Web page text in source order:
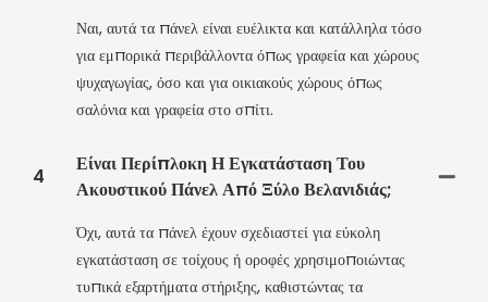
Ναι, αυτά τα πάνελ είναι ευέλικτα και κατάλληλα τόσο
για εμπορικά περιβάλλοντα όπως γραφεία και χώρους
ψυχαγωγίας, όσο και για οικιακούς χώρους όπως
σαλόνια και γραφεία στο σπίτι.
4
Είναι Περίπλοκη Η Εγκατάσταση Του
Ακουστικού Πάνελ Από Ξύλο Βελανιδιάς;
Όχι, αυτά τα πάνελ έχουν σχεδιαστεί για εύκολη
εγκατάσταση σε τοίχους ή οροφές χρησιμοποιώντας
τυπικά εξαρτήματα στήριξης, καθιστώντας τα